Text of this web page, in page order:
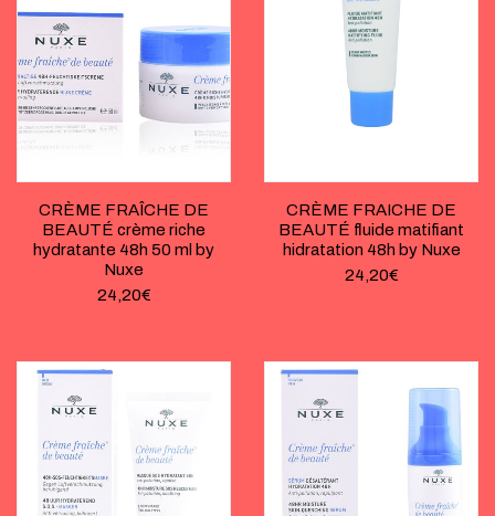
CRÈME FRAÎCHE DE
BEAUTÉ crème riche
hydratante 48h 50 ml by
Nuxe
24,20€
CRÈME FRAICHE DE
BEAUTÉ fluide matifiant
hidratation 48h by Nuxe
24,20€